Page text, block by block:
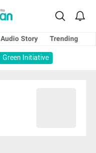
Audio Story
Trending
Green Initiative